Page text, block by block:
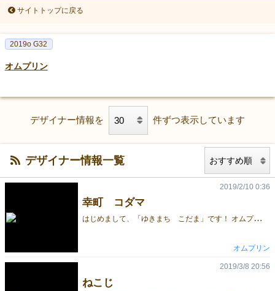
サイトトップに戻る
2019o G32
オムプリン
デザイナー情報を 件ずつ表示しています
デザイナー情報一覧
幸町 コダマ
は
じめまして、「ゆきまち こだま」です！ オムプリンのプリン担当です。サイゼのプリンは美味しい。 今回GM初参加で右も左も分からないですが、 お手にとってもらえたら幸いです。 実は後輩より年下。けど敬語止めてもらえない(´・ω・`) むらびとうぉ～ずに関するお問い合わせはコチラ https://goo.gl/forms/lZAgoDNMVB3NVRZD2
2019/2/10 0:36
オムプリン
ねこじ
2019/3/8 20:56